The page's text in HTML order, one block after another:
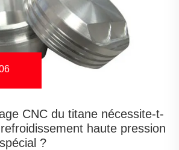
CNC du titane nécessite-t-
haute pression
?